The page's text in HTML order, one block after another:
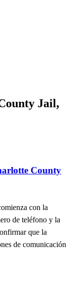
Jail,
County
con la
de teléfono y la
que la
de comunicación